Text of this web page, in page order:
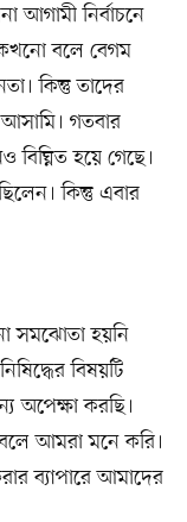
আগামী নির্বাচনে
কখনো বলে বেগম
কিন্তু তাদের
আসামি। গতবার
হয়ে গেছে।
কিন্তু এবার
সমঝোতা হয়নি
বিষয়টি
অপেক্ষা করছি।
আমরা মনে করি।
ব্যাপারে আমাদের